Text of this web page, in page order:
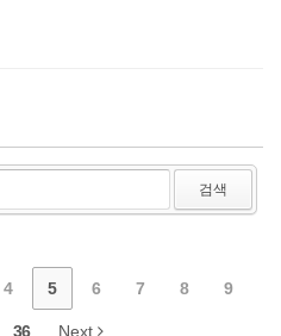
검색
4 5 6 7 8 9
36 Next